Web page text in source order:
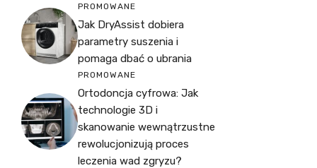
PROMOWANE
Jak DryAssist dobiera
parametry suszenia i
pomaga dbać o ubrania
PROMOWANE
Ortodoncja cyfrowa: Jak
technologie 3D i
skanowanie wewnątrzustne
rewolucjonizują proces
leczenia wad zgryzu?